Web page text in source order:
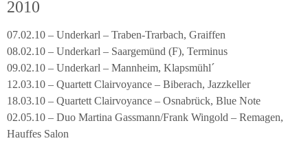
2010
07.02.10 – Underkarl – Traben-Trarbach, Graiffen
08.02.10 – Underkarl – Saargemünd (F), Terminus
09.02.10 – Underkarl – Mannheim, Klapsmühl´
12.03.10 – Quartett Clairvoyance – Biberach, Jazzkeller
18.03.10 – Quartett Clairvoyance – Osnabrück, Blue Note
02.05.10 – Duo Martina Gassmann/Frank Wingold – Remagen,
Hauffes Salon